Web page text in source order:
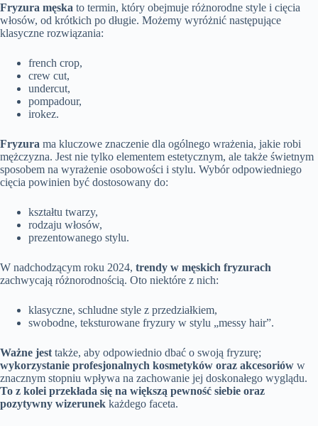
Fryzura męska to termin, który obejmuje różnorodne style i cięcia
włosów, od krótkich po długie. Możemy wyróżnić następujące
klasyczne rozwiązania:
french crop,
crew cut,
undercut,
pompadour,
irokez.
Fryzura ma kluczowe znaczenie dla ogólnego wrażenia, jakie robi
mężczyzna. Jest nie tylko elementem estetycznym, ale także świetnym
sposobem na wyrażenie osobowości i stylu. Wybór odpowiedniego
cięcia powinien być dostosowany do:
kształtu twarzy,
rodzaju włosów,
prezentowanego stylu.
W nadchodzącym roku 2024, trendy w męskich fryzurach
zachwycają różnorodnością. Oto niektóre z nich:
klasyczne, schludne style z przedziałkiem,
swobodne, teksturowane fryzury w stylu „messy hair”.
Ważne jest także, aby odpowiednio dbać o swoją fryzurę;
wykorzystanie profesjonalnych kosmetyków oraz akcesoriów w
znacznym stopniu wpływa na zachowanie jej doskonałego wyglądu.
To z kolei przekłada się na większą pewność siebie oraz
pozytywny wizerunek każdego faceta.